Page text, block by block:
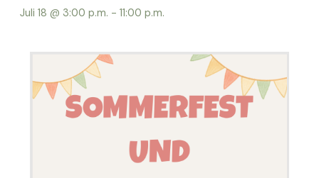
Juli 18 @ 3:00 p.m. - 11:00 p.m.